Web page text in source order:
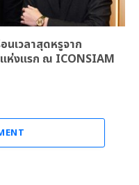
นเวลาสุดหรูจาก
ห่งแรก ณ ICONSIAM